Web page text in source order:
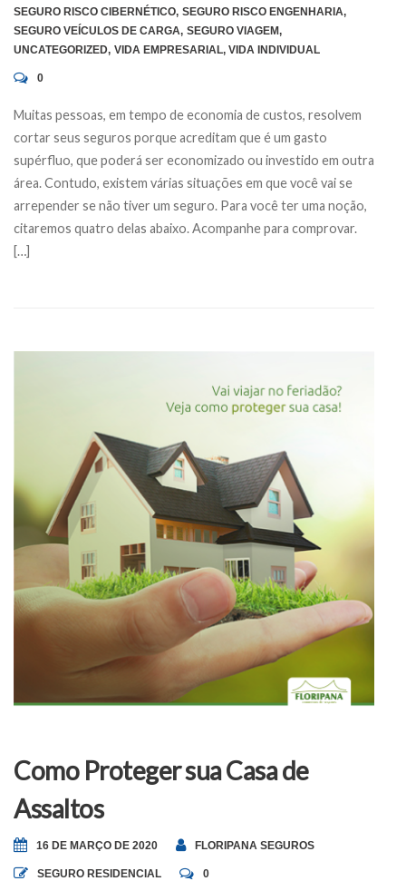
SEGURO RISCO CIBERNÉTICO, SEGURO RISCO ENGENHARIA,
SEGURO VEÍCULOS DE CARGA, SEGURO VIAGEM,
UNCATEGORIZED, VIDA EMPRESARIAL, VIDA INDIVIDUAL
0
Muitas pessoas, em tempo de economia de custos, resolvem
cortar seus seguros porque acreditam que é um gasto
supérfluo, que poderá ser economizado ou investido em outra
área. Contudo, existem várias situações em que você vai se
arrepender se não tiver um seguro. Para você ter uma noção,
citaremos quatro delas abaixo. Acompanhe para comprovar.
[…]
Como Proteger sua Casa de
Assaltos
16 DE MARÇO DE 2020 FLORIPANA SEGUROS
SEGURO RESIDENCIAL 0